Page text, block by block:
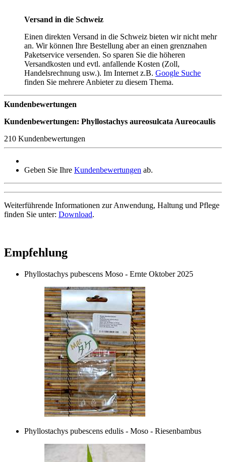
Versand in die Schweiz
Einen direkten Versand in die Schweiz bieten wir nicht mehr
an. Wir können Ihre Bestellung aber an einen grenznahen
Paketservice versenden. So sparen Sie die höheren
Versandkosten und evtl. anfallende Kosten (Zoll,
Handelsrechnung usw.). Im Internet z.B. Google Suche
finden Sie mehrere Anbieter zu diesem Thema.
Kundenbewertungen
Kundenbewertungen: Phyllostachys aureosulcata Aureocaulis
210 Kundenbewertungen
Geben Sie Ihre Kundenbewertungen ab.
Weiterführende Informationen zur Anwendung, Haltung und Pflege
finden Sie unter: Download.
Empfehlung
Phyllostachys pubescens Moso - Ernte Oktober 2025
Phyllostachys pubescens edulis - Moso - Riesenbambus